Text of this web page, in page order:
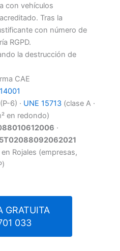
con vehículos
Tras la
con número de
RGPD.
la destrucción de
CAE
6) · UNE 15713(clase A ·
en redondo)
·
Rojales (empresas,
GRATUITA
033